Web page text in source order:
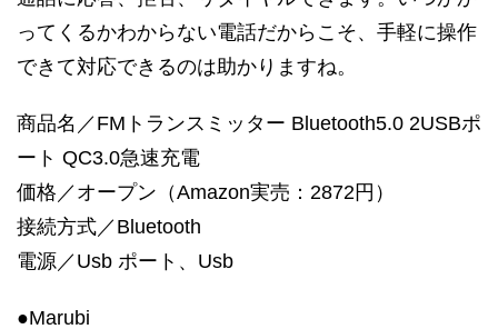
ってくるかわからない電話だからこそ、手軽に操作
できて対応できるのは助かりますね。
商品名／FMトランスミッター Bluetooth5.0 2USBポ
ート QC3.0急速充電
価格／オープン（Amazon実売：2872円）
接続方式／Bluetooth
電源／Usb ポート、Usb
●Marubi